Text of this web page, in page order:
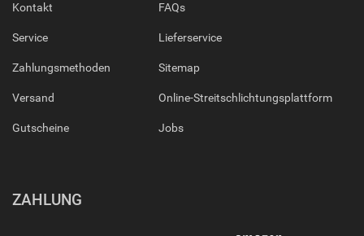
Kontakt
Service
Zahlungsmethoden
Versand
Gutscheine
FAQs
Lieferservice
Sitemap
Online-Streitschlichtungsplattform
Jobs
ZAHLUNG